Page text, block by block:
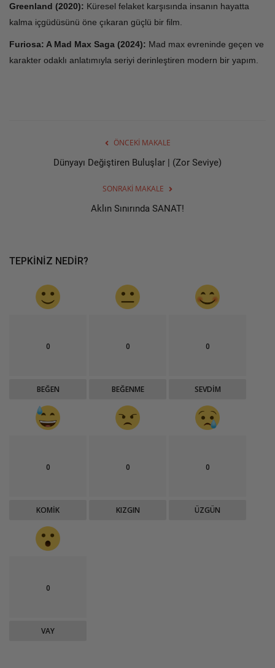
Greenland (2020): Küresel felaket karşısında insanın hayatta
kalma içgüdüsünü öne çıkaran güçlü bir film.
Furiosa: A Mad Max Saga (2024): Mad max evreninde geçen ve
karakter odaklı anlatımıyla seriyi derinleştiren modern bir yapım.
ÖNCEKI MAKALE
Dünyayı Değiştiren Buluşlar | (Zor Seviye)
SONRAKI MAKALE
Aklın Sınırında SANAT!
TEPKINIZ NEDIR?
0
BEĞEN
0
BEĞENME
0
SEVDIM
0
KOMIK
0
KIZGIN
0
ÜZGÜN
0
VAY